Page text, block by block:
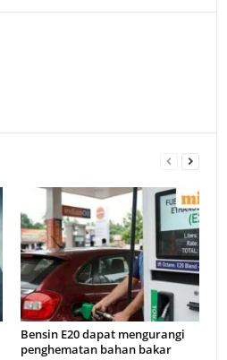
Bensin E20 dapat mengurangi
penghematan bahan bakar